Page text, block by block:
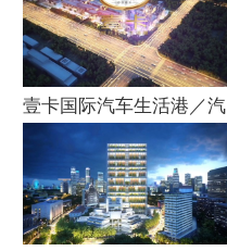
壹卡国际汽车生活港／汽
车产业园宣传片